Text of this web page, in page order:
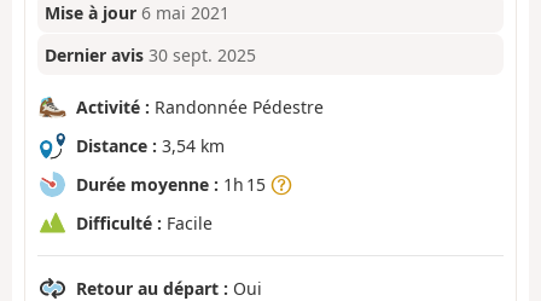
Mise à jour 6 mai 2021
Dernier avis 30 sept. 2025
Activité : Randonnée Pédestre
Distance : 3,54 km
Durée moyenne : 1h 15
Difficulté : Facile
Retour au départ : Oui